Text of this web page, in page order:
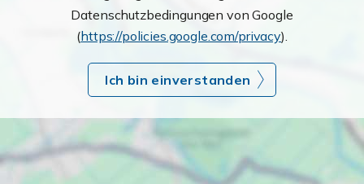
Datenschutzbedingungen von Google
(https://policies.google.com/privacy).
Ich bin einverstanden